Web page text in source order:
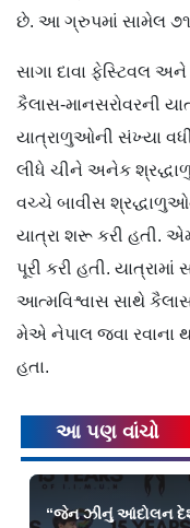
છે. આ ગ્રુપમાં સામેલ ૭૧
સાગા દાવા ફેસ્ટિવલ
કૈલાસ-માનસરોવરની
યાત્રાળુઓની સંખ્યા
લીધે ચીને અનેક
વચ્ચે બાવીસ
યાત્રા શરૂ કરી હતી.
પૂરી કરી હતી.
આત્મવિશ્વાસ સાથે
મેએ નેપાલ જવા
હતા.
આ પણ વાંચો
“જેન ઝીનું આંદોલન